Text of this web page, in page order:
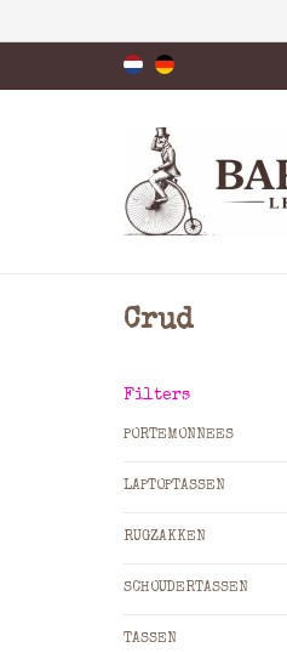
Crud
Filters
PORTEMONNEES
LAPTOPTASSEN
RUGZAKKEN
SCHOUDERTASSEN
TASSEN